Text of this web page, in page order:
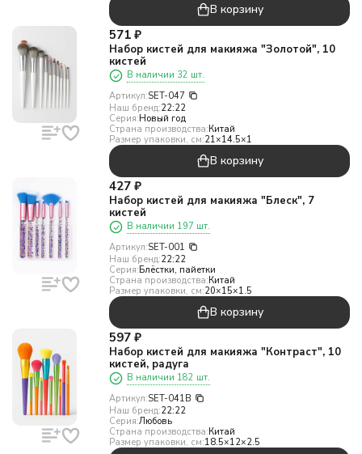
В корзину
571 ₽
Набор кистей для макияжа "Золотой", 10
кистей
В наличии 32 шт.
Артикул:SET-047
Наш бренд:22:22
Серия:Новый год
Страна производства:Китай
Размер упаковки, см:21×14.5×1
В корзину
427 ₽
Набор кистей для макияжа "Блеск", 7
кистей
В наличии 197 шт.
Артикул:SET-001
Наш бренд:22:22
Серия:Блёстки, пайетки
Страна производства:Китай
Размер упаковки, см:20×15×1.5
В корзину
597 ₽
Набор кистей для макияжа "Контраст", 10
кистей, радуга
В наличии 182 шт.
Артикул:SET-041B
Наш бренд:22:22
Серия:Любовь
Страна производства:Китай
Размер упаковки, см:18.5×12×2.5